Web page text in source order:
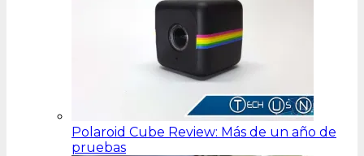
Polaroid Cube Review: Más de un año de
pruebas